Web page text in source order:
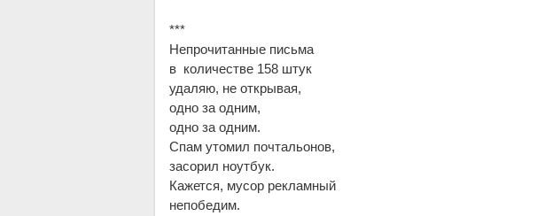
***
Непрочитанные письма
в количестве 158 штук
удаляю, не открывая,
одно за одним,
одно за одним.
Спам утомил почтальонов,
засорил ноутбук.
Кажется, мусор рекламный
непобедим.